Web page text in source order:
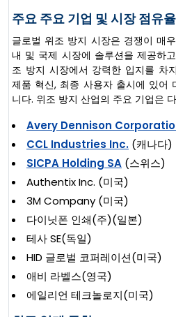
주요 주요 기업 및 시장 점유
글로벌 위조 방지 시장은 경쟁이 매
내 및 국제 시장에 솔루션을 제공하
조 방지 시장에서 강력한 입지를 차
제품 혁신, 최종 사용자 출시에 있어
니다. 위조 방지 산업의 주요 기업은
Avery Dennison
CCL Industries Inc. (캐나다)
SICPA Holding SA (스위스)
Authentix Inc. (미국)
3M Company (미국)
다이닛폰 인쇄(주)(일본)
테사 SE(독일)
HID 글로벌 코퍼레이션(미국)
애비 라벨스(영국)
에일리언 테크놀로지(미국)